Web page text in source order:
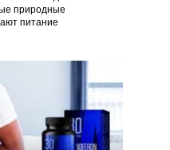
природные
питание